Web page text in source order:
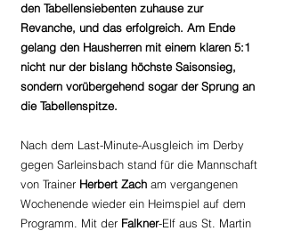
den Tabellensiebenten zuhause zur
Revanche, und das erfolgreich. Am Ende
gelang den Hausherren mit einem klaren 5:1
nicht nur der bislang höchste Saisonsieg,
sondern vorübergehend sogar der Sprung an
die Tabellenspitze.
Nach dem Last-Minute-Ausgleich im Derby
gegen Sarleinsbach stand für die Mannschaft
von Trainer Herbert Zach am vergangenen
Wochenende wieder ein Heimspiel auf dem
Programm. Mit der Falkner-Elf aus St. Martin